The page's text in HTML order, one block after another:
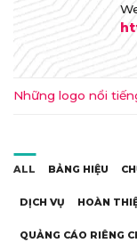
Những logo nổi
ALL BẢNG HIỆU
DỊCH VỤ HOÀN
QUẢNG CÁO RIÊNG